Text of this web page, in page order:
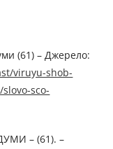
(61) – Джерелo:
viruyu-shob-
sco-
– (61). –